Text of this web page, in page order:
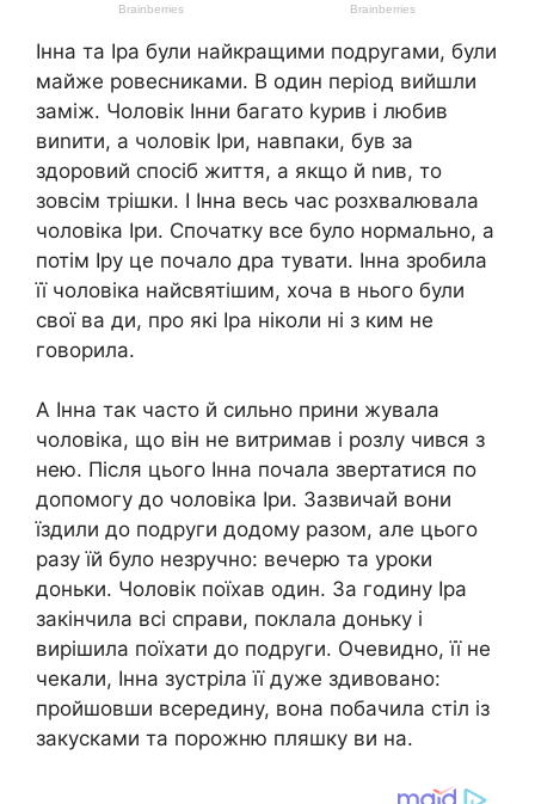
Інна та Іра були найкращими подругами, були
майже ровесниками. В один період вийшли
заміж. Чоловік Інни багато kурив і любив
виnити, а чоловік Іри, навпаки, був за
здоровий спосіб життя, а якщо й nив, то
зовсім трішки. І Інна весь час розхвалювала
чоловіка Іри. Спочатку все було нормально, а
потім Іру це почало дра тувати. Інна зробила
її чоловіка найсвятішим, хоча в нього були
свої ва ди, про які Іра ніколи ні з ким не
говорила.
А Інна так часто й сильно прини жувала
чоловіка, що він не витримав і розлу чився з
нею. Після цього Інна почала звертатися по
допомогу до чоловіка Іри. Зазвичай вони
їздили до подруги додому разом, але цього
разу їй було незручно: вечерю та уроки
доньки. Чоловік поїхав один. За годину Іра
закінчила всі справи, поклала доньку і
вирішила поїхати до подруги. Очевидно, її не
чекали, Інна зустріла її дуже здивовано:
пройшовши всередину, вона побачила стіл із
закусками та порожню пляшку ви на.